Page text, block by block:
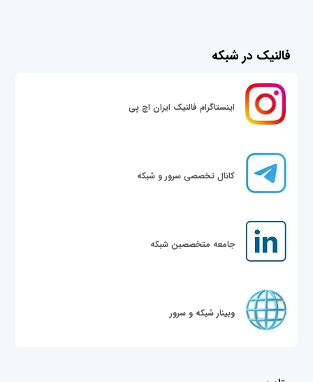
فالنیک در شبکه
اینستاگرام فالنیک ایران اچ پی
کانال تخصصی سرور و شبکه
جامعه متخصصین شبکه
وبینار شبکه و سرور